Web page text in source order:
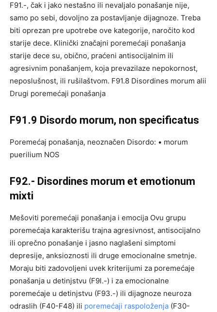
F91.-, čak i jako nestašno ili nevaljalo ponašanje nije,
samo po sebi, dovoljno za postavljanje dijagnoze. Treba
biti oprezan pre upotrebe ove kategorije, naročito kod
starije dece. Klinički značajni poremećaji ponašanja
starije dece su, obično, praćeni antisocijalnim ili
agresivnim ponašanjem, koja prevazilaze nepokornost,
neposlušnost, ili rušilaštvom. F91.8 Disordines morum alii
Drugi poremećaji ponašanja
F91.9 Disordo morum, non specificatus
Poremećaj ponašanja, neoznačen Disordo: • morum
puerilium NOS
F92.- Disordines morum et emotionum
mixti
Mešoviti poremećaji ponašanja i emocija Ovu grupu
poremećaja karakterišu trajna agresivnost, antisocijalno
ili oprečno ponašanje i jasno naglašeni simptomi
depresije, anksioznosti ili druge emocionalne smetnje.
Moraju biti zadovoljeni uvek kriterijumi za poremećaje
ponašanja u detinjstvu (F9l.-) i za emocionalne
poremećaje u detinjstvu (F93.-) ili dijagnoze neuroza
odraslih (F40-F48) ili poremećaji raspoloženja (F30-